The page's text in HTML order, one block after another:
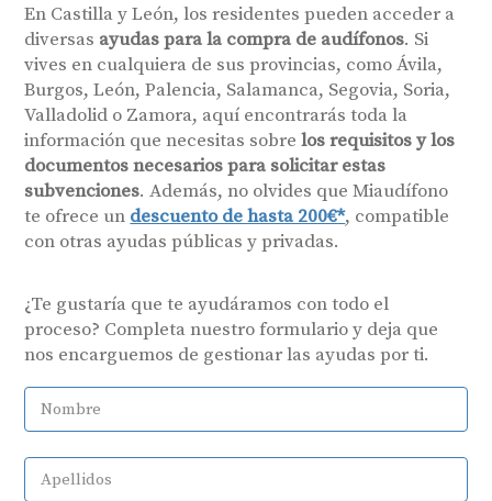
En Castilla y León, los residentes pueden acceder a
diversas ayudas para la compra de audífonos. Si
vives en cualquiera de sus provincias, como Ávila,
Burgos, León, Palencia, Salamanca, Segovia, Soria,
Valladolid o Zamora, aquí encontrarás toda la
información que necesitas sobrelos requisitos y los
documentos necesarios para solicitar estas
subvenciones. Además, no olvides que Miaudífono
te ofrece un descuento de hasta 200€*, compatible
con otras ayudas públicas y privadas.
¿Te gustaría que te ayudáramos con todo el
proceso? Completa nuestro formulario y deja que
nos encarguemos de gestionar las ayudas por ti.
Nombre
Apellidos